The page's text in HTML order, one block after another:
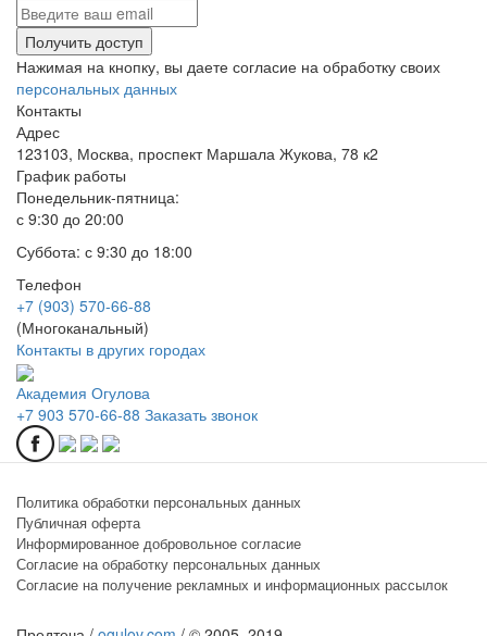
Получить доступ
Нажимая на кнопку, вы даете согласие на обработку своих
персональных данных
Контакты
Адрес
123103, Москва, проспект Маршала Жукова, 78 к2
График работы
Понедельник-пятница:
с 9:30 до 20:00
Суббота: с 9:30 до 18:00
Телефон
+7 (903) 570-66-88
(Многоканальный)
Контакты в других городах
Академия Огулова
+7 903 570-66-88 Заказать звонок
Политика обработки персональных данных
Публичная оферта
Информированное добровольное согласие
Согласие на обработку персональных данных
Согласие на получение рекламных и информационных рассылок